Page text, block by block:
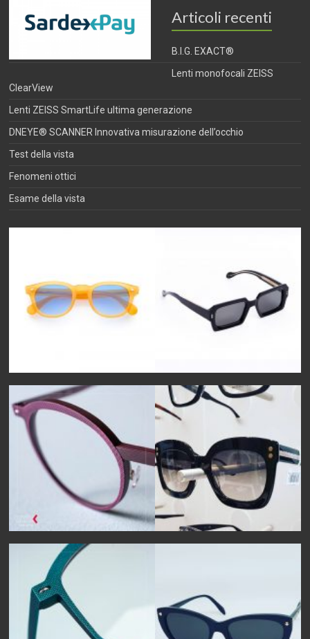
Articoli recenti
B.I.G. EXACT®
Lenti monofocali ZEISS
ClearView
Lenti ZEISS SmartLife ultima generazione
DNEYE® SCANNER Innovativa misurazione dell’occhio
Test della vista
Fenomeni ottici
Esame della vista